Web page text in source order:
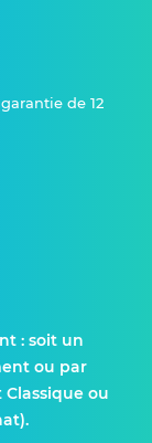
de 12
: soit un
ou par
ou